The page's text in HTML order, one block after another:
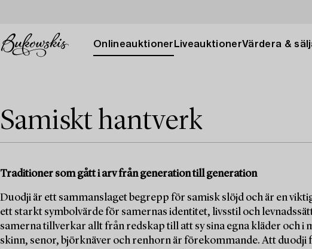
Onlineauktioner LiveauktionerVärdera &
Samiskt hantverk
Traditioner som gått i arv från generation till generation
Duodji är ett sammanslaget begrepp för samisk slöjd och är en
ett starkt symbolvärde för samernas identitet, livsstil och
samerna tillverkar allt från redskap till att sy sina egna kläder och i
skinn, senor, björknäver och renhorn är förekommande. Att duodji